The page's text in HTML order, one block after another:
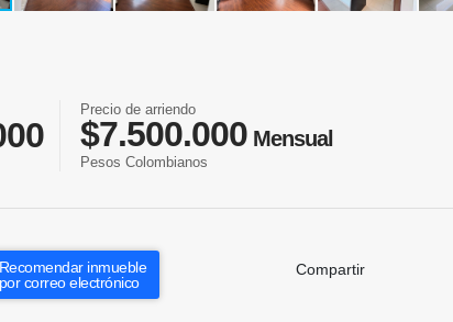
Precio de arriendo
$7.500.000 Mensual
Pesos Colombianos
Recomendar inmueble
por correo electrónico
Compartir